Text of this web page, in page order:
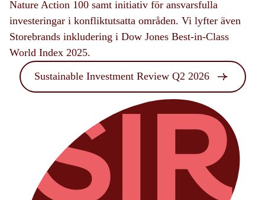
Nature Action 100 samt initiativ för ansvarsfulla
investeringar i konfliktutsatta områden. Vi lyfter även
Storebrands inkludering i Dow Jones Best-in-Class
World Index 2025.
Sustainable Investment Review Q2 2026